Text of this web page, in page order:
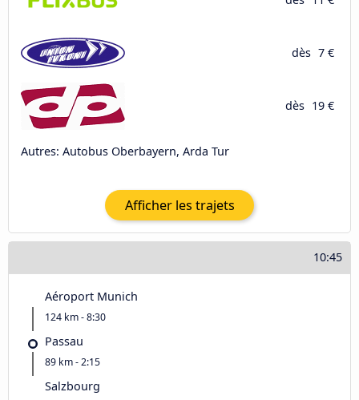
dès 7 €
dès 19 €
Autres: Autobus Oberbayern, Arda Tur
Afficher les trajets
10:45
Aéroport Munich
124 km - 8:30
Passau
89 km - 2:15
Salzbourg